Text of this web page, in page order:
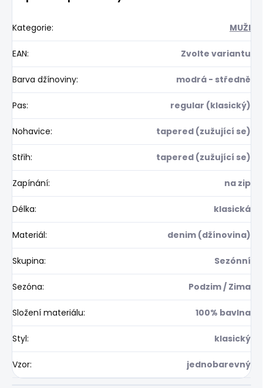
Kategorie: MUŽI
EAN: Zvolte variantu
Barva džínoviny: modrá - středně
Pas: regular (klasický)
Nohavice: tapered (zužující se)
Střih: tapered (zužující se)
Zapínání: na zip
Délka: klasická
Materiál: denim (džínovina)
Skupina: Sezónní
Sezóna: Podzim / Zima
Složení materiálu: 100% bavlna
Styl: klasický
Vzor: jednobarevný